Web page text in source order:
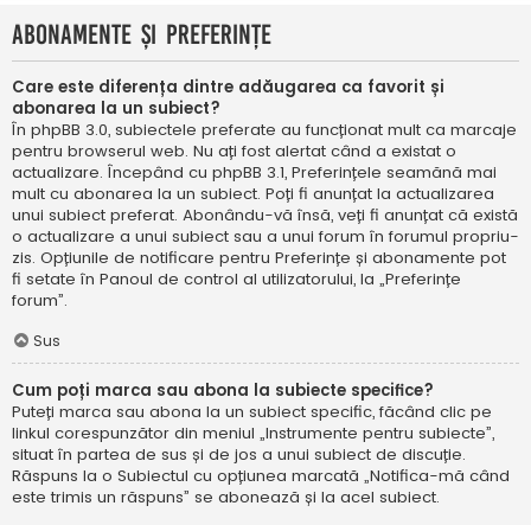
Abonamente și Preferințe
Care este diferența dintre adăugarea ca favorit și
abonarea la un subiect?
În phpBB 3.0, subiectele preferate au funcționat mult ca marcaje
pentru browserul web. Nu ați fost alertat când a existat o
actualizare. Începând cu phpBB 3.1, Preferințele seamănă mai
mult cu abonarea la un subiect. Poți fi anunțat la actualizarea
unui subiect preferat. Abonându-vă însă, veți fi anunțat că există
o actualizare a unui subiect sau a unui forum în forumul propriu-
zis. Opțiunile de notificare pentru Preferințe și abonamente pot
fi setate în Panoul de control al utilizatorului, la „Preferințe
forum”.
Sus
Cum poți marca sau abona la subiecte specifice?
Puteți marca sau abona la un subiect specific, făcând clic pe
linkul corespunzător din meniul „Instrumente pentru subiecte”,
situat în partea de sus și de jos a unui subiect de discuție.
Răspuns la o Subiectul cu opțiunea marcată „Notifica-mă când
este trimis un răspuns” se abonează și la acel subiect.